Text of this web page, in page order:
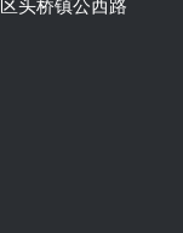
头桥镇公西路